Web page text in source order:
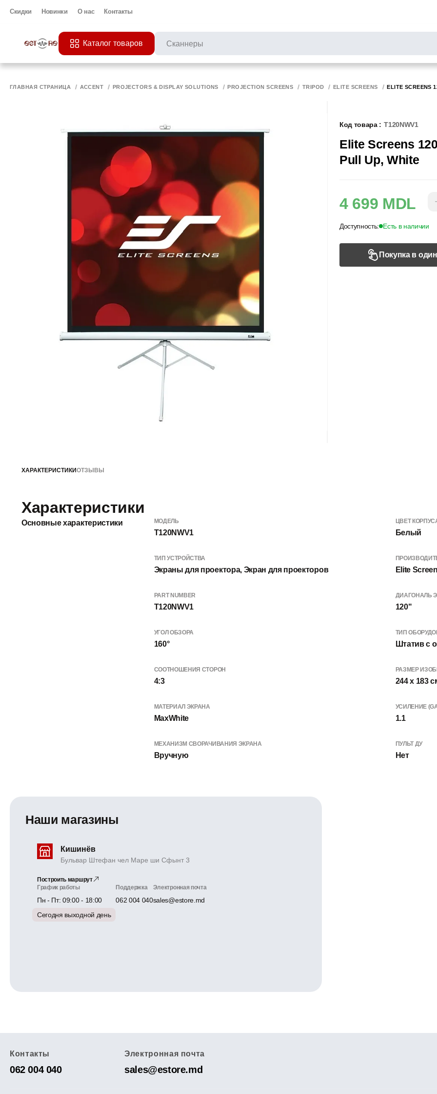
Скидки Новинки О нас Контакты
Каталог товаров
ГЛАВНАЯ СТРАНИЦА ACCENT PROJECTORS & DISPLAY SOLUTIONS PROJECTION SCREENS TRIPOD ELITE SCREENS ELITE SCREENS
Код товара : T120NWV1
Elite Screens
Pull Up, White
4 699 MDL
Доступность: Есть в наличии
Покупка в
ХАРАКТЕРИСТИКИОТЗЫВЫ
Характеристики
Основные характеристики МОДЕЛЬ
T120NWV1
ЦВЕТ
Белый
ТИП УСТРОЙСТВА
Экраны для проектора, Экран для проекторов Elite
PART NUMBER
T120NWV1
ДИАГОНАЛЬ
120"
УГОЛ ОБЗОРА
160°
ТИП
Штатив с
СООТНОШЕНИЯ СТОРОН
4:3
РАЗМЕР
244 x 183
МАТЕРИАЛ ЭКРАНА
MaxWhite
УСИЛЕНИЕ
1.1
МЕХАНИЗМ СВОРАЧИВАНИЯ ЭКРАНА
Вручную
ПУЛЬТ ДУ
Нет
Наши магазины
Кишинёв
Бульвар Штефан чел Маре ши Сфынт 3
Построить маршрут
График работы
Пн - Пт: 09:00 - 18:00
Сегодня выходной день
Поддержка
062 004 040
Электронная почта
sales@estore.md
Контакты
062 004 040
Электронная почта
sales@estore.md